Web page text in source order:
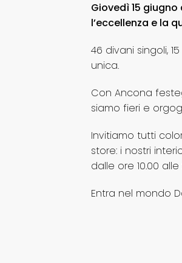
Giovedì 15
l’eccellenza e la
46 divani singoli,
unica.
Con Ancona
siamo fieri e
Invitiamo tutti
store: i nostri
dalle ore 10.00
Entra nel mondo